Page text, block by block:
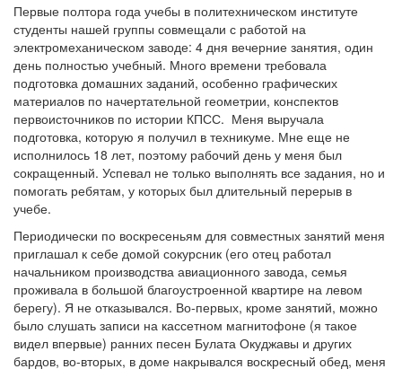
Первые полтора года учебы в политехническом институте
студенты нашей группы совмещали с работой на
электромеханическом заводе: 4 дня вечерние занятия, один
день полностью учебный. Много времени требовала
подготовка домашних заданий, особенно графических
материалов по начертательной геометрии, конспектов
первоисточников по истории КПСС. Меня выручала
подготовка, которую я получил в техникуме. Мне еще не
исполнилось 18 лет, поэтому рабочий день у меня был
сокращенный. Успевал не только выполнять все задания, но и
помогать ребятам, у которых был длительный перерыв в
учебе.
Периодически по воскресеньям для совместных занятий меня
приглашал к себе домой сокурсник (его отец работал
начальником производства авиационного завода, семья
проживала в большой благоустроенной квартире на левом
берегу). Я не отказывался. Во-первых, кроме занятий, можно
было слушать записи на кассетном магнитофоне (я такое
видел впервые) ранних песен Булата Окуджавы и других
бардов, во-вторых, в доме накрывался воскресный обед, меня